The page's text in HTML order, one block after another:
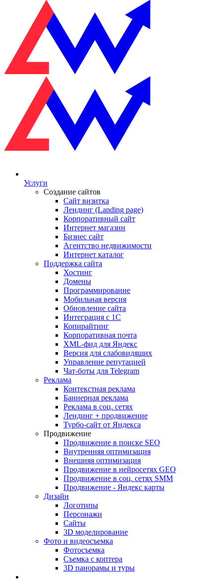
Услуги
Создание сайтов
Сайт визитка
Лендинг (Landing page)
Корпоративный сайт
Интернет магазин
Бизнес сайт
Агентство недвижимости
Интернет каталог
Поддержка сайта
Хостинг
Домены
Программирование
Мобильная версия
Обновление сайта
Интеграция с 1С
Копирайтинг
Корпоративная почта
XML-фид для Яндекс
Версия для слабовидящих
Управление репутацией
Чат-боты для Telegram
Реклама
Контекстная реклама
Баннерная реклама
Реклама в соц. сетях
Лендинг + продвижение
Турбо-сайт от Яндекса
Продвижение
Продвижение в поиске SEO
Внутренняя оптимизация
Внешняя оптимизация
Продвижение в нейросетях GEO
Продвижение в соц. сетях SMM
Продвижение - Яндекс карты
Дизайн
Логотипы
Персонажи
Сайты
3D моделирование
Фото и видеосъемка
Фотосъемка
Съемка с коптера
3D панорамы и туры